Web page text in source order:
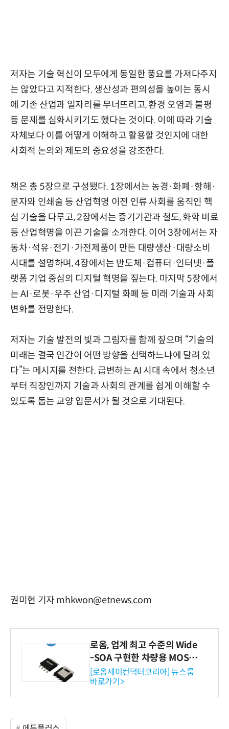
저자는 기술 혁신이 모두에게 동일한 풍요를 가져다주지
는 않았다고 지적한다. 생산성과 편의성을 높이는 동시
에 기존 산업과 일자리를 무너뜨리고, 환경 오염과 불평
등 문제를 심화시키기도 했다는 것이다. 이에 따라 기술
자체보다 이를 어떻게 이해하고 활용할 것인지에 대한
사회적 논의와 제도의 중요성을 강조한다.
책은 총 5장으로 구성됐다. 1장에서는 농경·화폐·항해·
문자와 인쇄술 등 산업혁명 이전 인류 사회를 움직인 핵
심 기술을 다루고, 2장에서는 증기기관과 철도, 화학 비료
등 산업혁명을 이끈 기술을 소개한다. 이어 3장에서는 자
동차·석유·전기·가전제품이 만든 대량생산·대량소비
시대를 설명하며, 4장에서는 반도체·컴퓨터·인터넷·플
랫폼 기업 중심의 디지털 혁명을 짚는다. 마지막 5장에서
는 AI·로봇·우주 산업·디지털 화폐 등 미래 기술과 사회
변화를 전망한다.
저자는 기술 발전의 빛과 그림자를 함께 짚으며 “기술의
미래는 결국 인간이 어떤 방향을 선택하느냐에 달려 있
다”는 메시지를 전한다. 급변하는 AI 시대 속에서 청소년
부터 직장인까지 기술과 사회의 관계를 쉽게 이해할 수
있도록 돕는 교양 입문서가 될 것으로 기대된다.
권미현 기자 mhkwon@etnews.com
로옴, 업계 최고 수준의 Wide
-SOA 구현한 차량용 MOSF
ET 개발
[로옴세미컨덕터코리아] 뉴스룸
바로가기>